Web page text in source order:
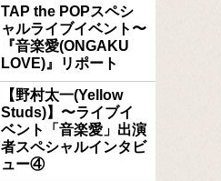
TAP the POPスペシ
ャルライブイベント〜
『音楽愛(ONGAKU
LOVE)』リポート
【野村太一(Yellow
Studs)】〜ライブイ
ベント「音楽愛」出演
者スペシャルインタビ
ュー④